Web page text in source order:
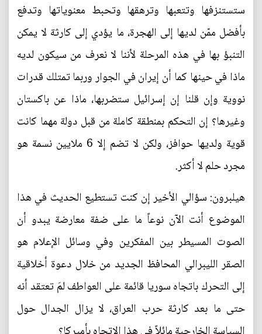
ستستنزفها وتتعبها وترهقها وتحبط معنوياتها وتدفع
بأفضل ممّن لديها إلى الهجرة، ما يؤدي إلى كارثة لا يمكن
التنبؤ بها في هذه المرحلة لأننا لا نعرف من سيكون لديه
ماذا في حينها كما أن إيران في الجوار وربما تمتلك قدرات
نووية وإن قلنا إن إسرائيل ستضربها، ماذا عن باكستان
وغيرها؟ إن التحكم بمنطقة كاملة من قبل دولة مهما كانت
قوية ولديها حوافز، ولكن لا تضم إلا 6 ملايين نسمة هو
مجرد حلم لا أكثر.
هيلبرون: سؤالي الأخير إن كنت تستطيع الحديث في هذا
الموضوع أنت الآن نوعاً ما على ضفة معارضة يبدو أن
الصوت المسيطر بين المفكرين وفي وسائل الإعلام هو
الصقر الليبرالي المحافظ الجديد من خلال دعوة أخلاقية
إلى التحرك باتجاه سوريا قائمة على العواطف لمَ تعتقد أنه
حتى ما بعد كارثة حرب العراق، لا يزال الجدال حول